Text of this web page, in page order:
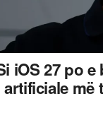
iOS 27 po e
më